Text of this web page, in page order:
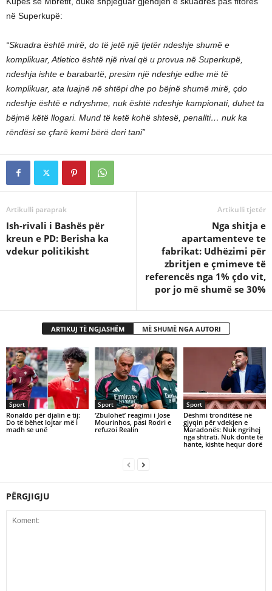
në Superkupë:
“Skuadra është mirë, do të jetë një tjetër ndeshje shumë e
komplikuar, Atletico është një rival që u provua në Superkupë,
ndeshja ishte e barabartë, presim një ndeshje edhe më të
komplikuar, ata luajnë në shtëpi dhe po bëjnë shumë mirë, çdo
ndeshje është e ndryshme, nuk është ndeshje kampionati, duhet ta
bëjmë këtë llogari. Mund të ketë kohë shtesë, penallti… nuk ka
rëndësi se çfarë kemi bërë deri tani”
Artikulli paraprak
Ish-rivali i Bashës për
kreun e PD: Berisha ka
vdekur politikisht
Artikulli tjetër
Nga shitja e
apartamenteve te
fabrikat: Udhëzimi për
zbritjen e çmimeve të
referencës nga 1% çdo vit,
por jo më shumë se 30%
ARTIKUJ TË NGJASHËM MË SHUMË NGA AUTORI
Sport
Ronaldo për djalin e tij:
Do të bëhet lojtar më i
madh se unë
Sport
‘Zbulohet’ reagimi i Jose
Mourinhos, pasi Rodri e
refuzoi Realin
Sport
Dëshmi tronditëse në
gjyqin për vdekjen e
Maradonës: Nuk ngrihej
nga shtrati. Nuk donte të
hante, kishte hequr dorë
PËRGJIGJU